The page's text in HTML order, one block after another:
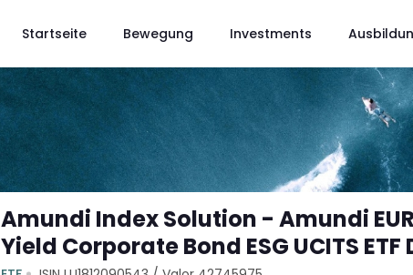
Startseite Bewegung Investments
Amundi Index Solution - Amundi
Yield Corporate Bond ESG UCITS ETF